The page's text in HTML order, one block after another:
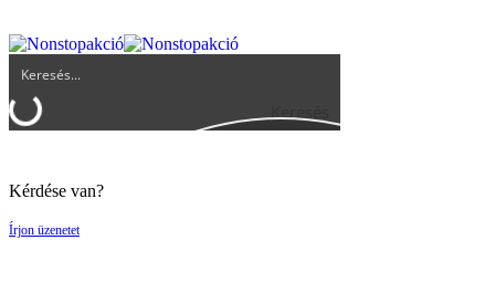
Keresés
Kérdése van?
Írjon üzenetet